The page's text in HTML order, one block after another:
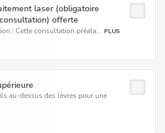
laser (obligatoire
offerte
: Cette consultation préala... PLUS
au-dessus des lèvres pour une